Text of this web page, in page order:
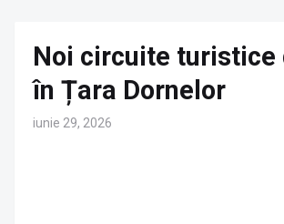
Noi circuite turistice
în Țara Dornelor
iunie 29, 2026